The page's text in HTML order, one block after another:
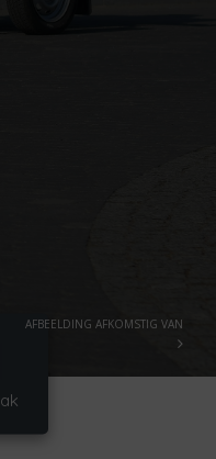
AFBEELDING AFKOMSTIG VAN